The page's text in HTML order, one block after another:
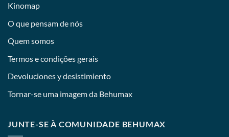
Kinomap
O que pensam de nós
Quem somos
Termos e condições gerais
Devoluciones y desistimiento
Tornar-se uma imagem da Behumax
JUNTE-SE À COMUNIDADE BEHUMAX